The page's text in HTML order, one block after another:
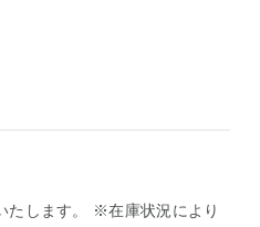
たします。 ※在庫状況により